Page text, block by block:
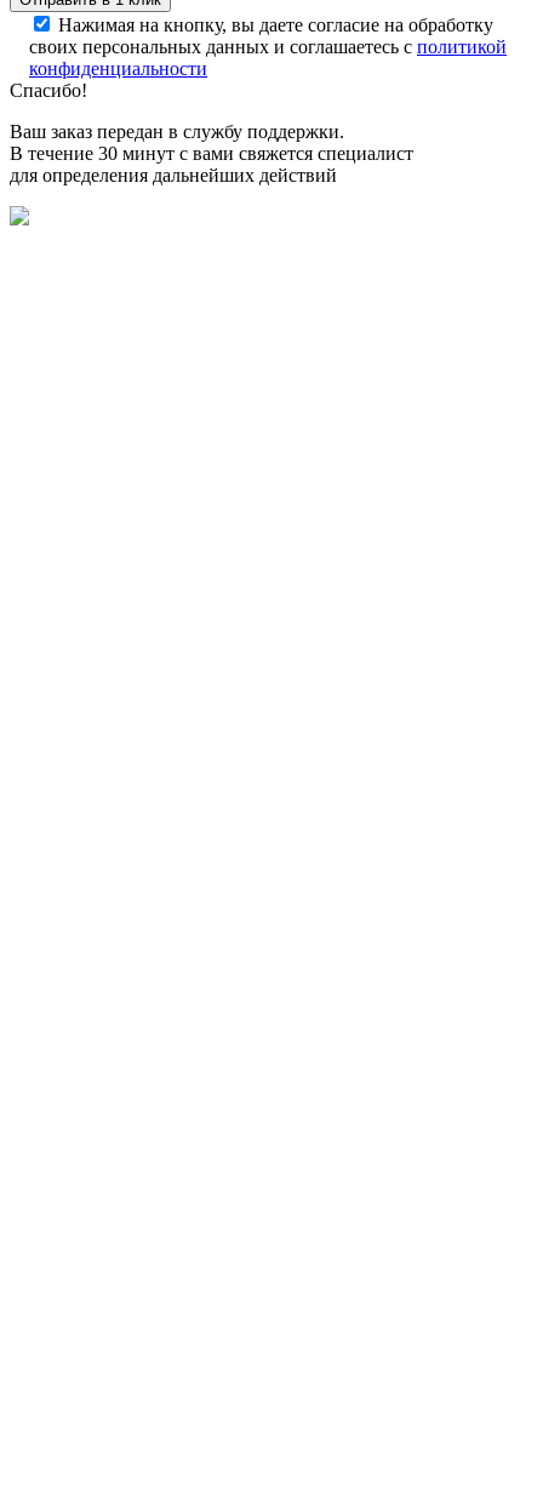
Нажимая на кнопку, вы даете согласие на обработку
своих персональных данных и соглашаетесь с политикой
конфиденциальности
Спасибо!
Ваш заказ передан в службу поддержки.
В течение 30 минут с вами свяжется специалист
для определения дальнейших действий